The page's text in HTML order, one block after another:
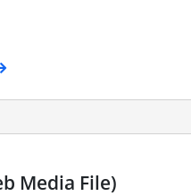
Media File)